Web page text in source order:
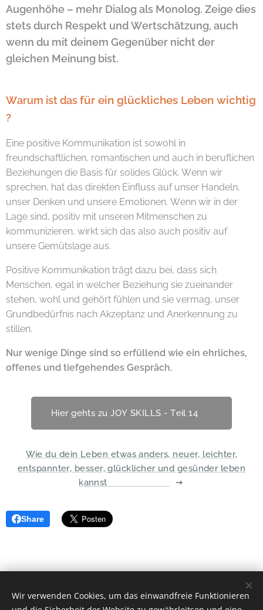
Augenhöhe – mehr Dialog als Monolog. Zeige dies
stets durch Respekt und Wertschätzung, auch
wenn du mit deinem Gegenüber nicht der
gleichen Meinung bist.
Warum ist dasfür ein glückliches Leben wichtig
?
Eine positive Kommunikation ist sowohl in
freundschaftlichen, romantischen und auch in beruflichen
Beziehungen die Basis für solides Glück. Wenn wir
sprechen, hat das direkten Einfluss auf unser Handeln,
unser Denken und unsere Emotionen. Wenn wir in der
Lage sind, positiv mit unseren Mitmenschen zu
kommunizieren, wirkt sich das also auch positiv auf
unsere Gemütslage aus.
Positive Kommunikation trägt dazu bei, dass sich
Menschen, egal in welcher Beziehung sie zueinander
stehen, wohl und gehört fühlen und sie vermag, unser
Grundbedürfnis nach Akzeptanz und Anerkennung zu
stillen.
Nur wenige Dinge sind so erfüllend wie ein ehrliches,
offenes und tiefgehendes Gespräch.
Hier gehts zu JOY SKILLS - Teil 14 🤩
Wie du dein Leben etwas anders, neuer, leichter,
entspannter, besser, glücklicher und gesünder leben
kannst 😃🍀😎 🥳😍
Share
Elisabeth Wieden
Wir verwenden Cookies, um das einwandfreie Funktionieren